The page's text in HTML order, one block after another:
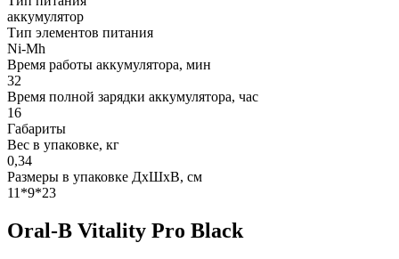
аккумулятор
Тип элементов питания
Ni-Mh
Время работы аккумулятора, мин
32
Время полной зарядки аккумулятора, час
16
Габариты
Вес в упаковке, кг
0,34
Размеры в упаковке ДxШxВ, см
11*9*23
Oral-B Vitality Pro Black